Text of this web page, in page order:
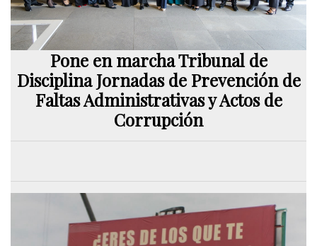
Pone en marcha Tribunal de
Disciplina Jornadas de Prevención de
Faltas Administrativas y Actos de
Corrupción